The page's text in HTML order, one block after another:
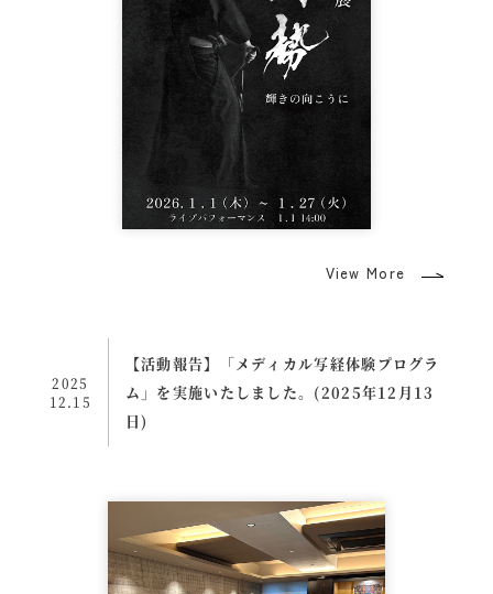
View More
2025
12.15
【活動報告】「メディカル写経体験プログラ
ム」を実施いたしました。(2025年12月13
日)